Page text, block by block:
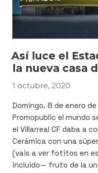
Así luce el
la nueva casa
PUBLICADO
1 octubre, 2020
Domingo. 8 de enero
Promopublic el mundo
el Villarreal CF daba a
Cerámica con una
(vais a ver fotitos en
incluido— fruto de la